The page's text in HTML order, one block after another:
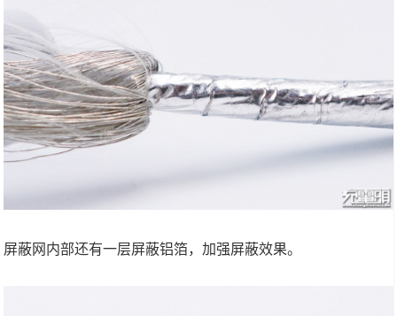
屏蔽网内部还有一层屏蔽铝箔，加强屏蔽效果。